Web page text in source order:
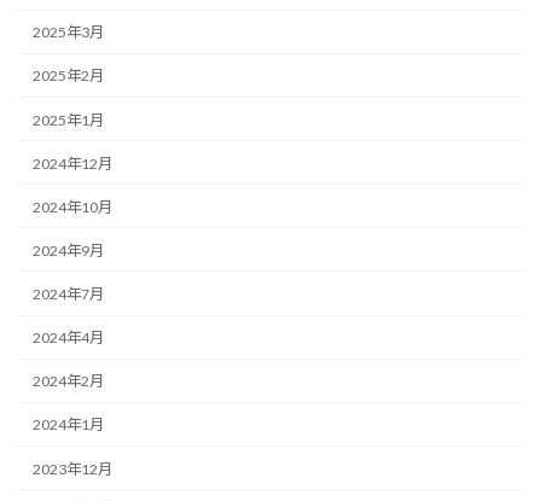
2025年3月
2025年2月
2025年1月
2024年12月
2024年10月
2024年9月
2024年7月
2024年4月
2024年2月
2024年1月
2023年12月